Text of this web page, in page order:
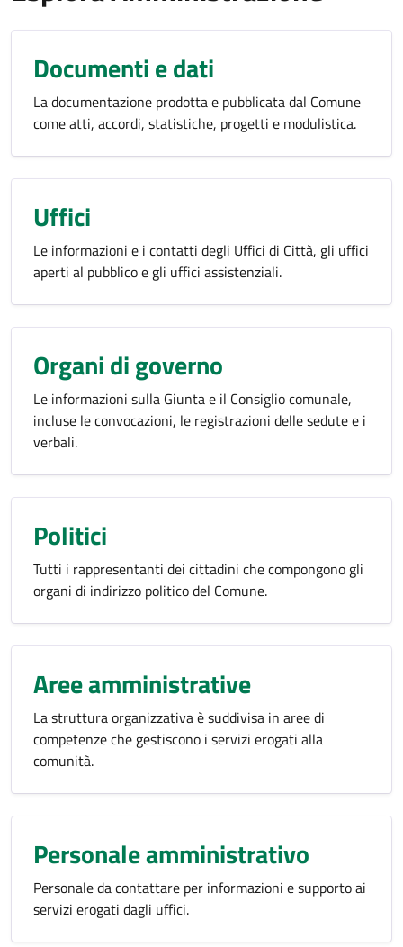
Documenti e dati
La documentazione prodotta e pubblicata dal Comune
come atti, accordi, statistiche, progetti e modulistica.
Uffici
Le informazioni e i contatti degli Uffici di Città, gli uffici
aperti al pubblico e gli uffici assistenziali.
Organi di governo
Le informazioni sulla Giunta e il Consiglio comunale,
incluse le convocazioni, le registrazioni delle sedute e i
verbali.
Politici
Tutti i rappresentanti dei cittadini che compongono gli
organi di indirizzo politico del Comune.
Aree amministrative
La struttura organizzativa è suddivisa in aree di
competenze che gestiscono i servizi erogati alla
comunità.
Personale amministrativo
Personale da contattare per informazioni e supporto ai
servizi erogati dagli uffici.